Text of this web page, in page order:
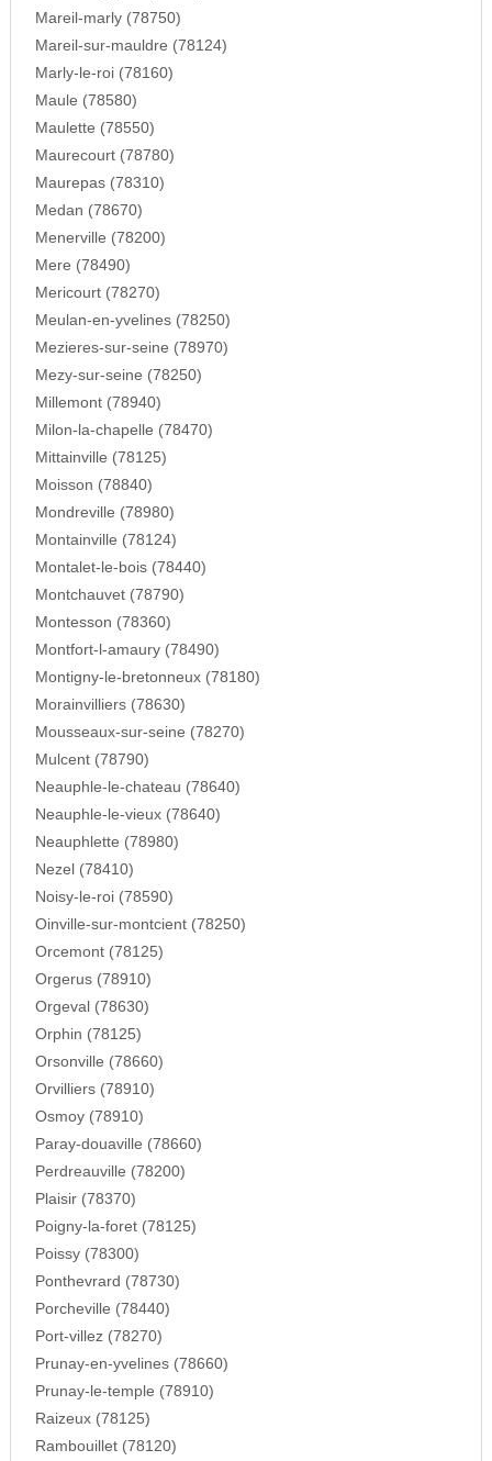
Mareil-marly (78750)
Mareil-sur-mauldre (78124)
Marly-le-roi (78160)
Maule (78580)
Maulette (78550)
Maurecourt (78780)
Maurepas (78310)
Medan (78670)
Menerville (78200)
Mere (78490)
Mericourt (78270)
Meulan-en-yvelines (78250)
Mezieres-sur-seine (78970)
Mezy-sur-seine (78250)
Millemont (78940)
Milon-la-chapelle (78470)
Mittainville (78125)
Moisson (78840)
Mondreville (78980)
Montainville (78124)
Montalet-le-bois (78440)
Montchauvet (78790)
Montesson (78360)
Montfort-l-amaury (78490)
Montigny-le-bretonneux (78180)
Morainvilliers (78630)
Mousseaux-sur-seine (78270)
Mulcent (78790)
Neauphle-le-chateau (78640)
Neauphle-le-vieux (78640)
Neauphlette (78980)
Nezel (78410)
Noisy-le-roi (78590)
Oinville-sur-montcient (78250)
Orcemont (78125)
Orgerus (78910)
Orgeval (78630)
Orphin (78125)
Orsonville (78660)
Orvilliers (78910)
Osmoy (78910)
Paray-douaville (78660)
Perdreauville (78200)
Plaisir (78370)
Poigny-la-foret (78125)
Poissy (78300)
Ponthevrard (78730)
Porcheville (78440)
Port-villez (78270)
Prunay-en-yvelines (78660)
Prunay-le-temple (78910)
Raizeux (78125)
Rambouillet (78120)